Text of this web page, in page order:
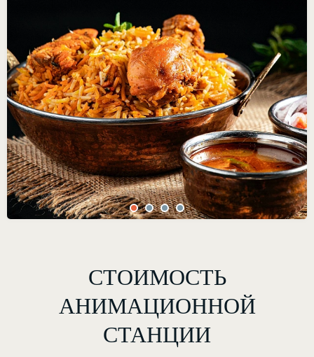
СТОИМОСТЬ
АНИМАЦИОННОЙ
СТАНЦИИ